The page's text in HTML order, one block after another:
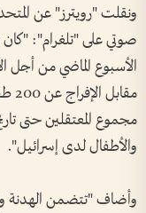
ونقلت "رويترز" عن
صوتي على "تلغرام":
الأسبوع الماضي من أجل
مجموع المعتقلين حتى
والأطفال لدى إسرائيل".
وأضاف "تتضمن الهدنة